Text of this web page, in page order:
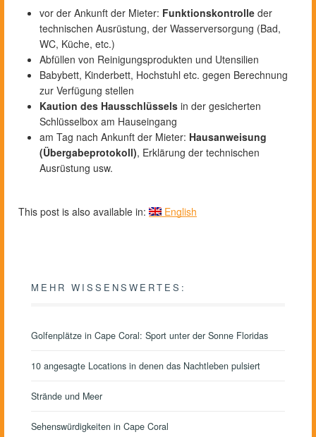
vor der Ankunft der Mieter: Funktionskontrolle der
technischen Ausrüstung, der Wasserversorgung (Bad,
WC, Küche, etc.)
Abfüllen von Reinigungsprodukten und Utensilien
Babybett, Kinderbett, Hochstuhl etc. gegen Berechnung
zur Verfügung stellen
Kaution des Hausschlüssels in der gesicherten
Schlüsselbox am Hauseingang
am Tag nach Ankunft der Mieter: Hausanweisung
(Übergabeprotokoll), Erklärung der technischen
Ausrüstung usw.
This post is also available in: English
MEHR WISSENSWERTES:
Golfenplätze in Cape Coral: Sport unter der Sonne Floridas
10 angesagte Locations in denen das Nachtleben pulsiert
Strände und Meer
Sehenswürdigkeiten in Cape Coral